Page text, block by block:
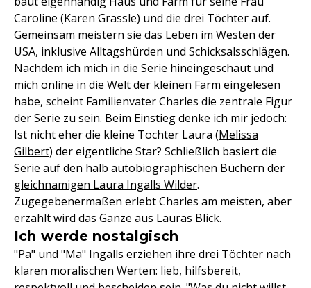
Caroline (Karen Grassle) und die drei Töchter auf.
Gemeinsam meistern sie das Leben im Westen der
USA, inklusive Alltagshürden und Schicksalsschlägen.
Nachdem ich mich in die Serie hineingeschaut und
mich online in die Welt der kleinen Farm eingelesen
habe, scheint Familienvater Charles die zentrale Figur
der Serie zu sein. Beim Einstieg denke ich mir jedoch:
Ist nicht eher die kleine Tochter Laura (Melissa
Gilbert) der eigentliche Star? Schließlich basiert die
Serie auf den halb autobiographischen Büchern der
gleichnamigen Laura Ingalls Wilder.
Zugegebenermaßen erlebt Charles am meisten, aber
erzählt wird das Ganze aus Lauras Blick.
Ich werde nostalgisch
"Pa" und "Ma" Ingalls erziehen ihre drei Töchter nach
klaren moralischen Werten: lieb, hilfsbereit,